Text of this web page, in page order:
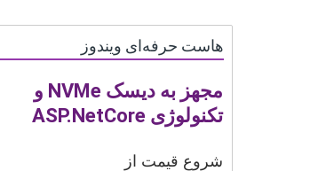
هاست حرفه‌ای ویندوز
مجهز به دیسک NVMe و
تکنولوژی ASP.NetCore
شروع قیمت از